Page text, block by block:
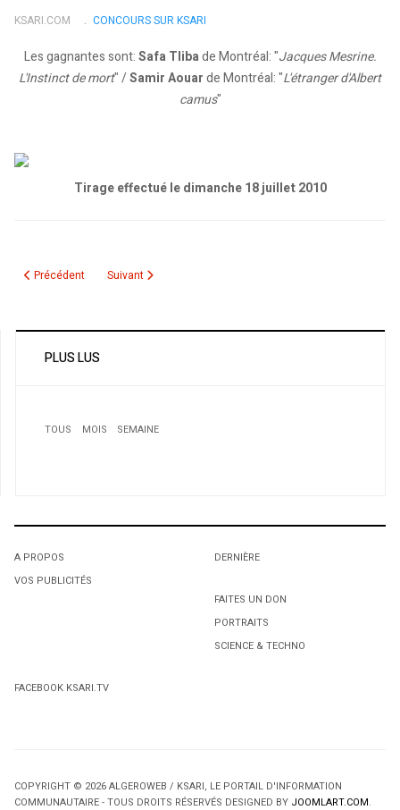
KSARI.COM CONCOURS SUR KSARI
Les gagnantes sont:Safa Tlibade Montréal: "Jacques Mesrine.
L'Instinct de mort" /Samir Aouarde Montréal: "L'étranger d'Albert
camus"
Tirage effectué le dimanche 18 juillet 2010
Article précédent : Résultat du tirage des livres "Yasmina Khadra - Ce que
Précédent Article suivant : Directions
Suivant
PLUS LUS
TOUS MOIS SEMAINE
Un «héros» honoré à Saint-Léonard
La candidate du NPD, Mme Samira Laouni, organise un
Distinction pour le consul général d’Algérie au Québec:
L'octroi accidentel du Gant Court.
L'octroi accidentel du Gant Court.
A PROPOS
VOS PUBLICITÉS
DERNIÈRE
FAITES UN DON
PORTRAITS
SCIENCE & TECHNO
FACEBOOK KSARI.TV
COPYRIGHT © 2026 ALGEROWEB / KSARI, LE PORTAIL D'INFORMATION
COMMUNAUTAIRE - TOUS DROITS RÉSERVÉS DESIGNED BY JOOMLART.COM.